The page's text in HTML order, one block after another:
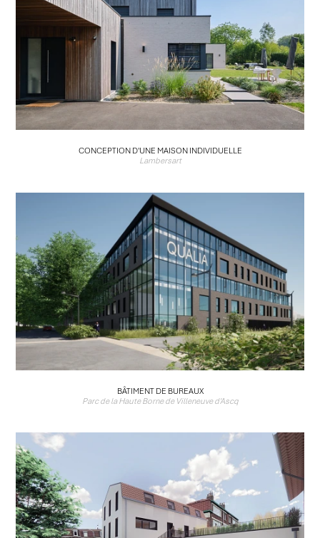
CONCEPTION D'UNE MAISON INDIVIDUELLE
Lambersart
BÂTIMENT DE BUREAUX
Parc de la Haute Borne de Villeneuve d'Ascq